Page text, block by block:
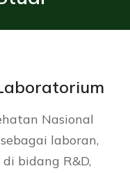
Nasional
laboran,
bidang R&D,